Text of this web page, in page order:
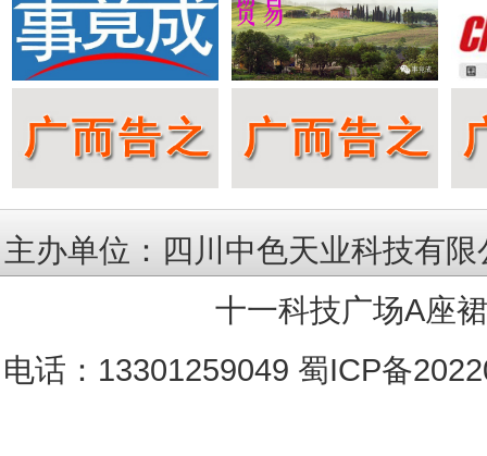
主办单位：四川中色天业科技有
十一科技广场A座
电话：13301259049 蜀ICP备